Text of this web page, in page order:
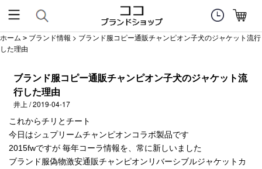
ホーム > ブランド情報 > ブランド服コピー通販チャンピオン子犬のジャケット流行
した理由
ブランド服コピー通販チャンピオン子犬のジャケット流
行した理由
井上 / 2019-04-17
これからチリとチート
今日はシュプリームチャンピオンコラボ製品です
2015fwですが 毎年コーラ情報を、常に新しいました
ブランド服偽物激安通販チャンピオンリバーシブルジャケットカ